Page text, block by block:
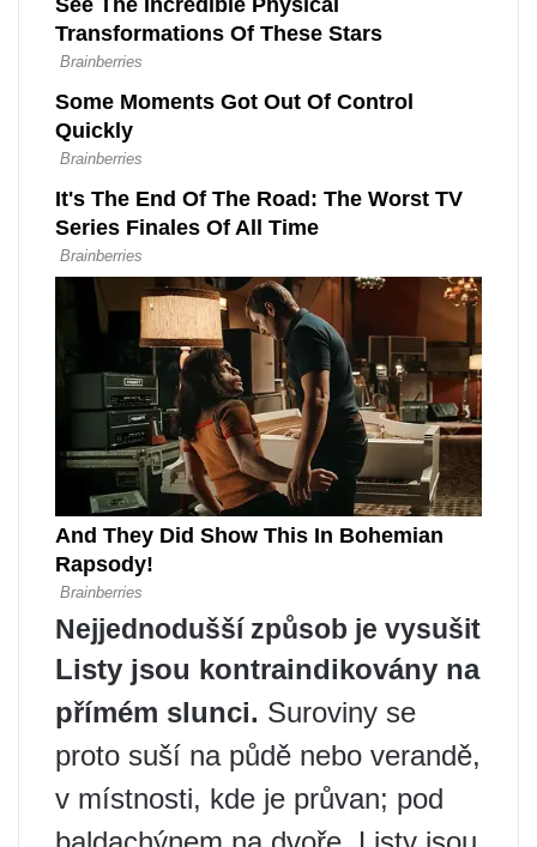
Nejjednodušší způsob je vysušit
Listy jsou kontraindikovány na
přímém slunci. Suroviny se
proto suší na půdě nebo verandě,
v místnosti, kde je průvan; pod